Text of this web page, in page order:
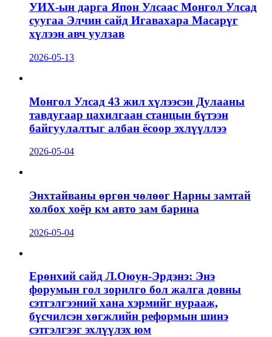
УИХ-ын дарга Япон Улсаас Монгол Улсад
суугаа Элчин сайд Игавахара Масарүг
хүлээн авч уулзав
2026-05-13
Монгол Улсад 43 жил хүлээсэн Дулааны
тавдугаар цахилгаан станцын бүтээн
байгуулалтыг албан ёсоор эхлүүллээ
2026-05-04
Энхтайваны өргөн чөлөөг Нарны замтай
холбох хоёр км авто зам барина
2026-05-04
Ерөнхий сайд Л.Оюун-Эрдэнэ: Энэ
форумын гол зорилго бол жалга довны
сэтгэлгээний хана хэрмийг нурааж,
бүсчилсэн хөгжлийн реформын шинэ
сэтгэлгээг эхлүүлэх юм